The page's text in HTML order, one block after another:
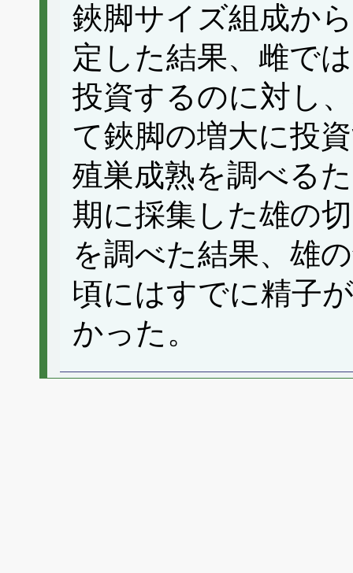
鋏脚サイズ組成か
定した結果、雌で
投資するのに対し
て鋏脚の増大に投
殖巣成熟を調べる
期に採集した雄の
を調べた結果、雄
頃にはすでに精子
かった。